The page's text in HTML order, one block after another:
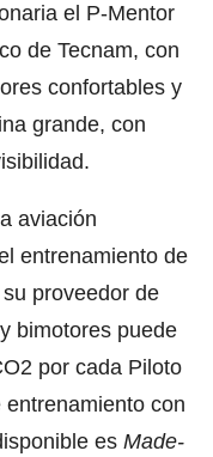
el P-Mentor
de Tecnam, con
confortables y
grande, con
aviación
entrenamiento de
proveedor de
bimotores puede
por cada Piloto
con
es Made-